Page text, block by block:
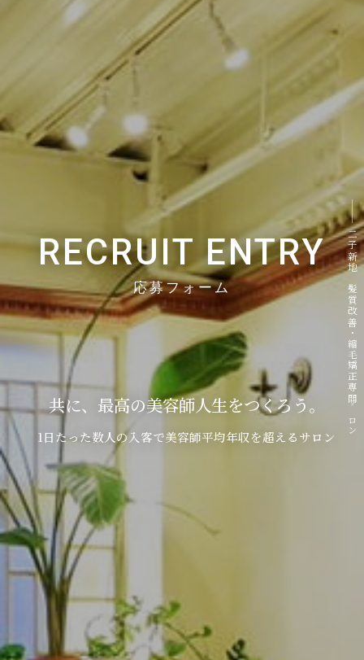
RECRUIT ENTRY
応募フォーム
共に、最高の美容師人生をつくろう。
1日たった数人の入客で美容師平均年収を超えるサロン 二子新地 髪質改善・縮毛矯正専門サロン